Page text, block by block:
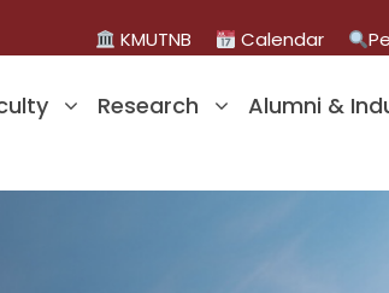
KMUTNB Calendar
Research Alumni &